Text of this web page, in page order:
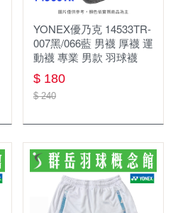
YONEX優乃克 14533TR-
007黑/066藍 男襪 厚襪 運
動襪 專業 男款 羽球襪
$ 180
$ 240